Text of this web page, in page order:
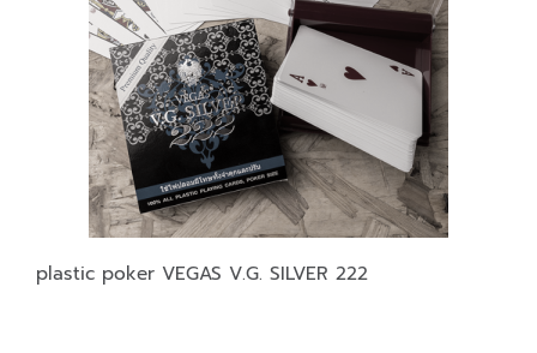
plastic poker VEGAS V.G. SILVER 222